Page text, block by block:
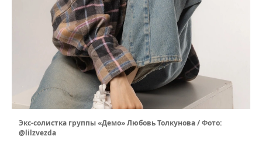
Экс-солистка группы «Демо» Любовь Толкунова / Фото:
@lilzvezda